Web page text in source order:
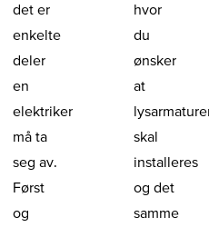
det er
enkelte
deler
en
elektriker
må ta
seg av.
Først
og
hvor
du
ønsker
at
skal
installeres
og det
samme